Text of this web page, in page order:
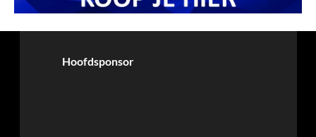
Hoofdsponsor